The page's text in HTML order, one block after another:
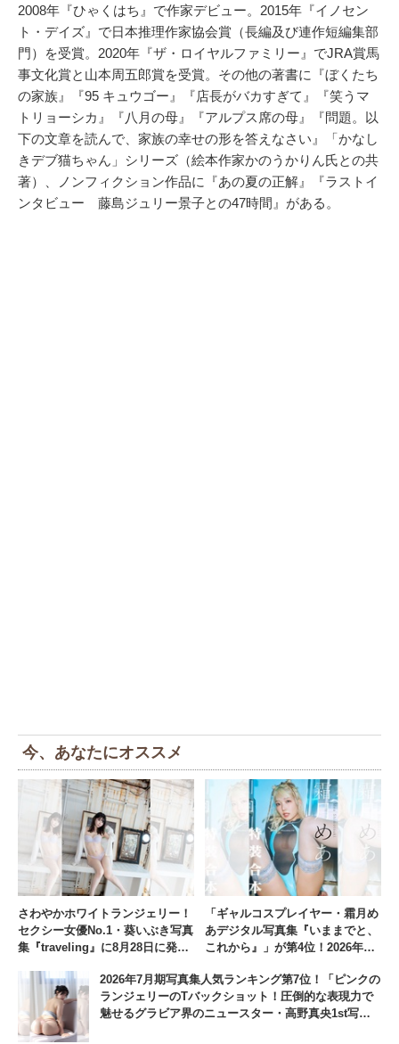
2008年『ひゃくはち』で作家デビュー。2015年『イノセン
ト・デイズ』で日本推理作家協会賞（長編及び連作短編集部
門）を受賞。2020年『ザ・ロイヤルファミリー』でJRA賞馬
事文化賞と山本周五郎賞を受賞。その他の著書に『ぼくたち
の家族』『95 キュウゴー』『店長がバカすぎて』『笑うマ
トリョーシカ』『八月の母』『アルプス席の母』『問題。以
下の文章を読んで、家族の幸せの形を答えなさい』「かなし
きデブ猫ちゃん」シリーズ（絵本作家かのうかりん氏との共
著）、ノンフィクション作品に『あの夏の正解』『ラストイ
ンタビュー 藤島ジュリー景子との47時間』がある。
今、あなたにオススメ
さわやかホワイトランジェリー！
セクシー女優No.1・葵いぶき写真
集『traveling』に8月28日に発売
「ギャルコスプレイヤー・霜月め
あデジタル写真集『いままでと、
これから』」が第4位！2026年7
2026年7月期写真集人気ランキング第7位！「ピンクの
ランジェリーのTバックショット！圧倒的な表現力で
魅せるグラビア界のニュースター・高野真央1st写真